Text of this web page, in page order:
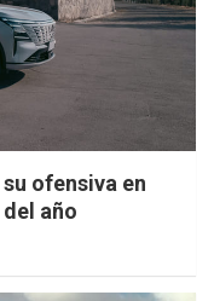
ofensiva en
año